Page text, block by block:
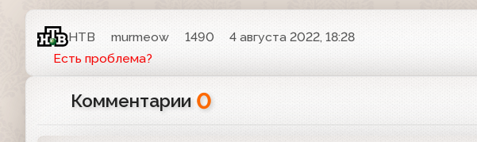
НТВ murmeow 1490
4 августа 2022, 18:28
Есть проблема?
Комментарии 0